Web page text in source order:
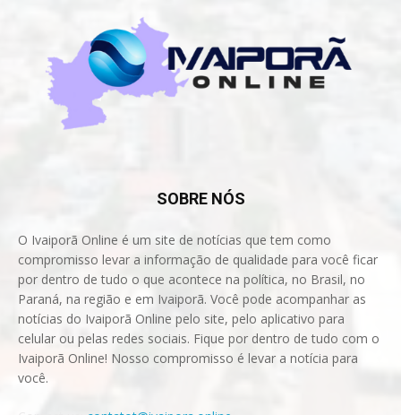
SOBRE NÓS
O Ivaiporã Online é um site de notícias que tem como
compromisso levar a informação de qualidade para você ficar
por dentro de tudo o que acontece na política, no Brasil, no
Paraná, na região e em Ivaiporã. Você pode acompanhar as
notícias do Ivaiporã Online pelo site, pelo aplicativo para
celular ou pelas redes sociais. Fique por dentro de tudo com o
Ivaiporã Online! Nosso compromisso é levar a notícia para
você.